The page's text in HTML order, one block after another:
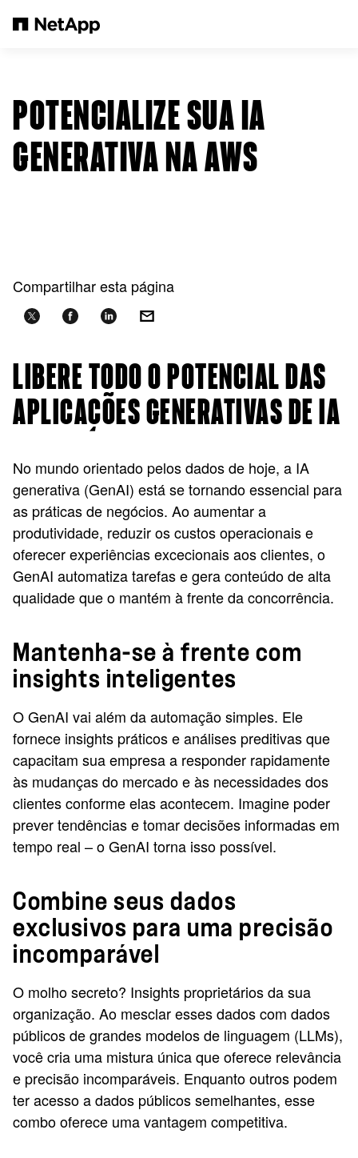
POTENCIALIZE SUA IA
GENERATIVA NA AWS
Compartilhar esta página
LIBERE TODO O POTENCIAL DAS
APLICAÇÕES GENERATIVAS DE IA
No mundo orientado pelos dados de hoje, a IA
generativa (GenAI) está se tornando essencial para
as práticas de negócios. Ao aumentar a
produtividade, reduzir os custos operacionais e
oferecer experiências excecionais aos clientes, o
GenAI automatiza tarefas e gera conteúdo de alta
qualidade que o mantém à frente da concorrência.
Mantenha-se à frente com
insights inteligentes
O GenAI vai além da automação simples. Ele
fornece insights práticos e análises preditivas que
capacitam sua empresa a responder rapidamente
às mudanças do mercado e às necessidades dos
clientes conforme elas acontecem. Imagine poder
prever tendências e tomar decisões informadas em
tempo real – o GenAI torna isso possível.
Combine seus dados
exclusivos para uma precisão
incomparável
O molho secreto? Insights proprietários da sua
organização. Ao mesclar esses dados com dados
públicos de grandes modelos de linguagem (LLMs),
você cria uma mistura única que oferece relevância
e precisão incomparáveis. Enquanto outros podem
ter acesso a dados públicos semelhantes, esse
combo oferece uma vantagem competitiva.